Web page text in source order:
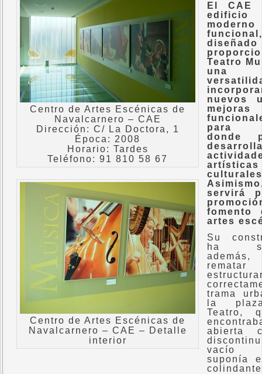
Centro de Artes Escénicas de
Navalcarnero – CAE
Dirección: C/ La Doctora, 1
Época: 2008
Horario: Tardes
Teléfono: 91 810 58 67
Centro de Artes Escénicas de
Navalcarnero – CAE – Detalle
interior
El CAE
edificio
funcional,
Teatro
una
nuevos
mejoras
para
donde
servirá
fomento
artes
Su
ha
trama
la
Teatro,
abierta
vacío
suponía